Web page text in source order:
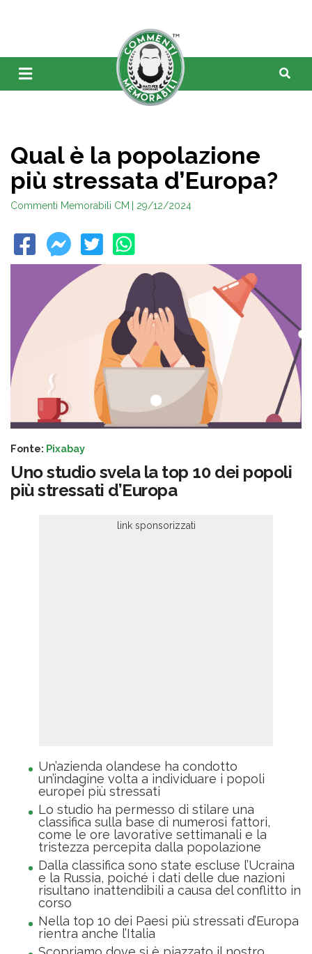
Qual è la popolazione
più stressata d’Europa?
Commenti Memorabili CM | 29/12/2024
Fonte: Pixabay
Uno studio svela la top 10 dei popoli
più stressati d’Europa
Un’azienda olandese ha condotto
un’indagine volta a individuare i popoli
europei più stressati
Lo studio ha permesso di stilare una
classifica sulla base di numerosi fattori,
come le ore lavorative settimanali e la
tristezza percepita dalla popolazione
Dalla classifica sono state escluse l’Ucraina
e la Russia, poiché i dati delle due nazioni
risultano inattendibili a causa del conflitto in
corso
Nella top 10 dei Paesi più stressati d’Europa
rientra anche l’Italia